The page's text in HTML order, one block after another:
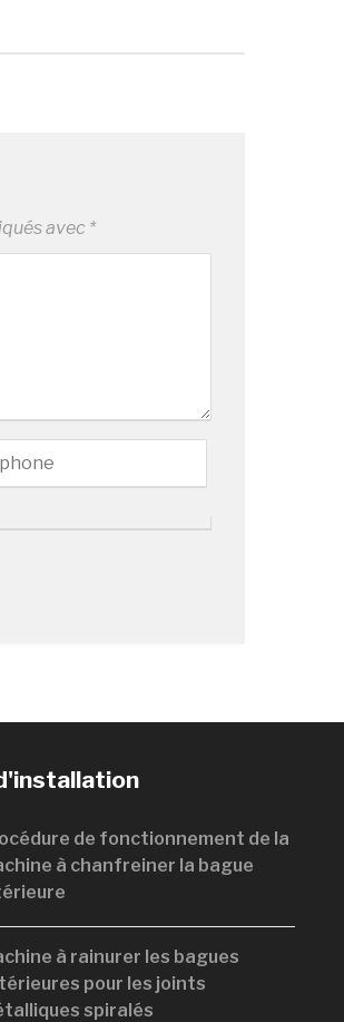
avec *
de fonctionnement de la
à chanfreiner la bague
à rainurer les bagues
pour les joints
spiralés